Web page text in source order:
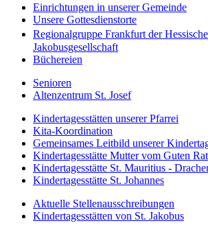
Einrichtungen in unserer Gemeinde
Unsere Gottesdienstorte
Regionalgruppe Frankfurt der
Jakobusgesellschaft
Büchereien
Senioren
Altenzentrum St. Josef
Kindertagesstätten unserer Pfarrei
Kita-Koordination
Gemeinsames Leitbild unserer
Kindertagesstätte Mutter vom Guten
Kindertagesstätte St. Mauritius -
Kindertagesstätte St. Johannes
Aktuelle Stellenausschreibungen
Kindertagesstätten von St. Jakobus